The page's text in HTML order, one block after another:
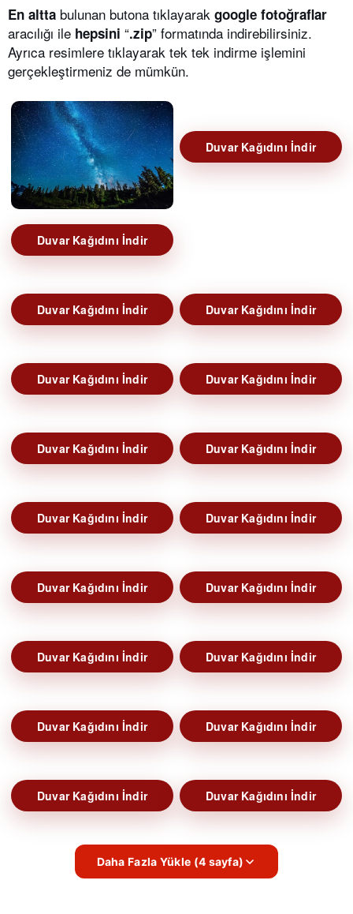
En altta bulunan butona tıklayarak google fotoğraflar
aracılığı ile hepsini “.zip” formatında indirebilirsiniz.
Ayrıca resimlere tıklayarak tek tek indirme işlemini
gerçekleştirmeniz de mümkün.
Duvar Kağıdını İndir
Duvar Kağıdını İndir
Duvar Kağıdını İndir Duvar Kağıdını İndir
Duvar Kağıdını İndir Duvar Kağıdını İndir
Duvar Kağıdını İndir Duvar Kağıdını İndir
Duvar Kağıdını İndir Duvar Kağıdını İndir
Duvar Kağıdını İndir Duvar Kağıdını İndir
Duvar Kağıdını İndir Duvar Kağıdını İndir
Duvar Kağıdını İndir Duvar Kağıdını İndir
Duvar Kağıdını İndir Duvar Kağıdını İndir
Daha Fazla Yükle (4 sayfa)